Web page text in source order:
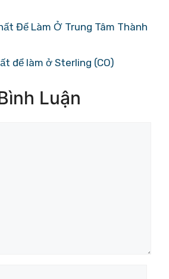
Để Làm Ở Trung Tâm Thành
để làm ở Sterling (CO)
Luận